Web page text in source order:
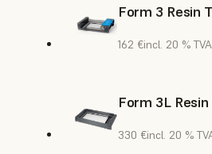
Form 3 Resin
162 €incl. 20 % TVA
Form 3L Resin
330 €incl. 20 %